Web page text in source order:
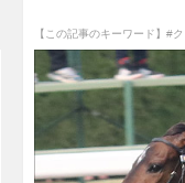
【この記事のキーワード】 #